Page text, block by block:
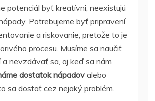
potenciál byť kreatívni, neexistujú
Potrebujeme byť pripravení
a riskovanie, pretože to je
procesu. Musíme sa naučiť
nevzdávať sa, aj keď sa nám
dostatok nápadov alebo
sa dostať cez nejaký problém.